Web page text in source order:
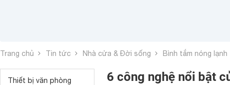
Trang chủ Tin tức Nhà cửa & Đời sống Bình tắm nóng lạnh
Thiết bị văn phòng
6 công nghệ nổi bật